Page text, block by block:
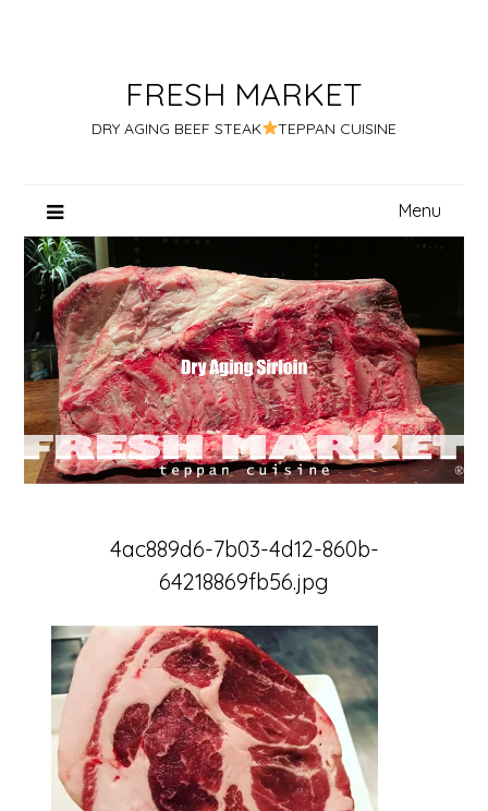
FRESH MARKET
DRY AGING BEEF STEAK TEPPAN CUISINE
Menu
4ac889d6-7b03-4d12-860b-
64218869fb56.jpg